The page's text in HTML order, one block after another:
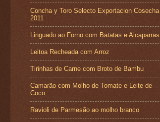
Concha y Toro Selecto Exportacion Cosecha
2011
Linguado ao Forno com Batatas e Alcaparras
Leitoa Recheada com Arroz
Tirinhas de Carne com Broto de Bambu
Camarão com Molho de Tomate e Leite de
Coco
Ravioli de Parmesão ao molho branco